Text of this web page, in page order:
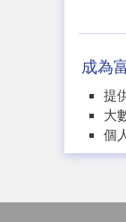
成為
提
大
個